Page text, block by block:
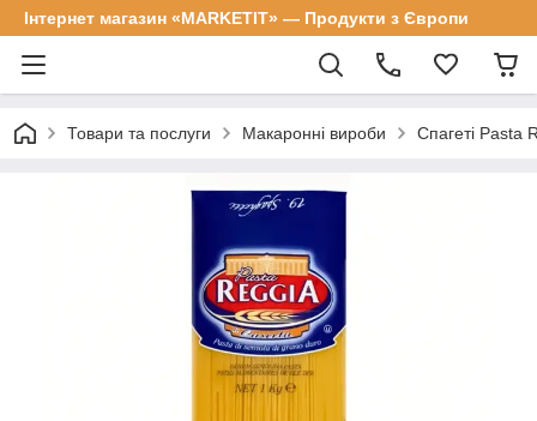
Інтернет магазин «MARKETIT» — Продукти з Європи
Товари та послуги Макаронні вироби Спагеті Pasta